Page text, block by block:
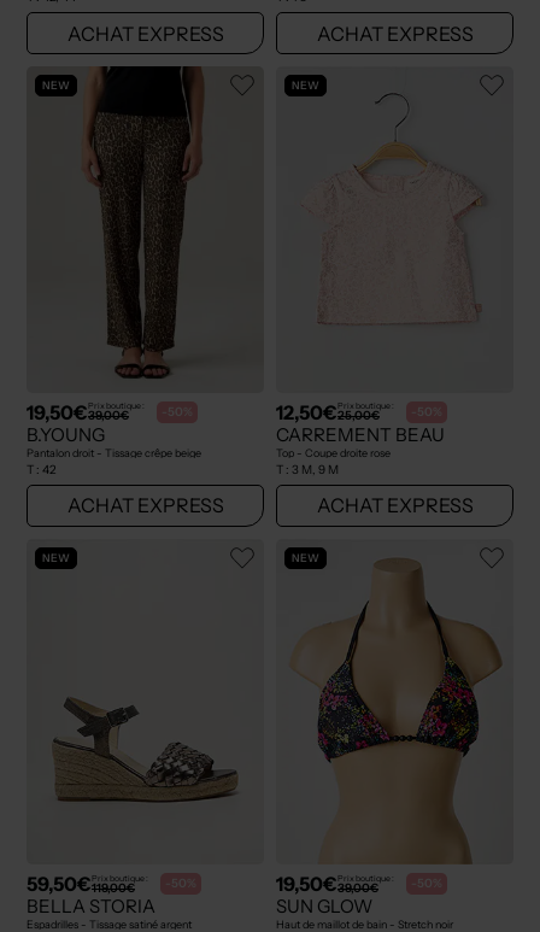
ACHAT EXPRESS ACHAT EXPRESS
NEW
19,50€Prix boutique :
39,00€ -50%
B.YOUNG
Pantalon droit - Tissage crêpe beige
T : 42
ACHAT EXPRESS
NEW
12,50€Prix boutique :
25,00€ -50%
CARREMENT BEAU
Top - Coupe droite rose
T : 3 M, 9 M
ACHAT EXPRESS
NEW
59,50€Prix boutique :
119,00€ -50%
BELLA STORIA
Espadrilles - Tissage satiné argent
NEW
19,50€Prix boutique :
39,00€ -50%
SUN GLOW
Haut de maillot de bain - Stretch noir